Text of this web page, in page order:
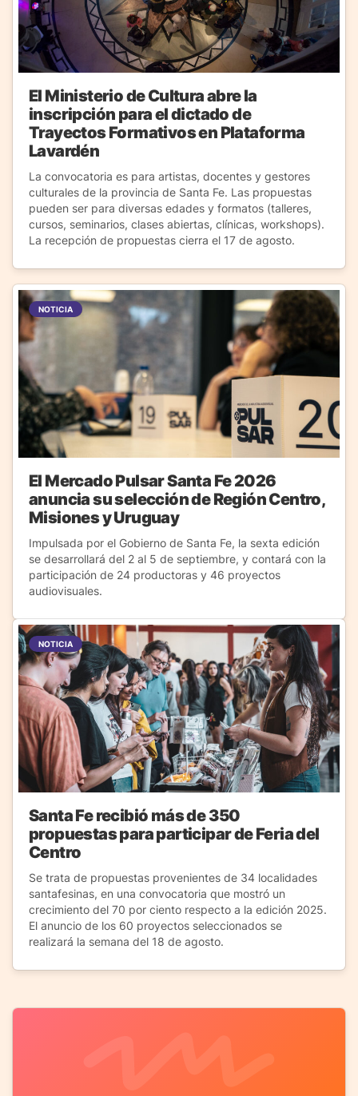
El Ministerio de Cultura abre la
inscripción para el dictado de
Trayectos Formativos en Plataforma
Lavardén
La convocatoria es para artistas, docentes y gestores
culturales de la provincia de Santa Fe. Las propuestas
pueden ser para diversas edades y formatos (talleres,
cursos, seminarios, clases abiertas, clínicas, workshops).
La recepción de propuestas cierra el 17 de agosto.
NOTICIA
El Mercado Pulsar Santa Fe 2026
anuncia su selección de Región Centro,
Misiones y Uruguay
Impulsada por el Gobierno de Santa Fe, la sexta edición
se desarrollará del 2 al 5 de septiembre, y contará con la
participación de 24 productoras y 46 proyectos
audiovisuales.
NOTICIA
Santa Fe recibió más de 350
propuestas para participar de Feria del
Centro
Se trata de propuestas provenientes de 34 localidades
santafesinas, en una convocatoria que mostró un
crecimiento del 70 por ciento respecto a la edición 2025.
El anuncio de los 60 proyectos seleccionados se
realizará la semana del 18 de agosto.